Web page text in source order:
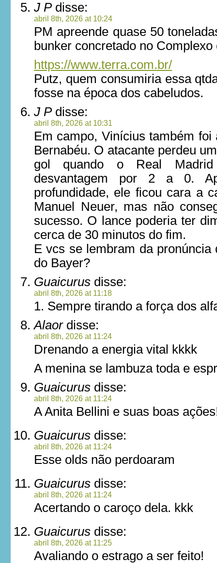
J Pdisse:
abril 8th, 2026 at 10:24
PM apreende quase 50
bunker concretado no Complexo
https://www.terra.com.br/
Putz, quem consumiria essa
fosse na época dos cabeludos.
J Pdisse:
abril 8th, 2026 at 10:31
Em campo, Vinícius também foi
Bernabéu. O atacante perdeu
gol quando o Real
desvantagem por 2 a 0.
profundidade, ele ficou cara a
Manuel Neuer, mas não
sucesso. O lance poderia ter
cerca de 30 minutos do fim.
E vcs se lembram da pronúncia
do Bayer?
Guaicurus disse:
abril 8th, 2026 at 11:18
1. Sempre tirando a força dos
Alaordisse:
abril 8th, 2026 at 11:24
Drenando a energia vital kkkk
A menina se lambuza toda e
Guaicurus disse:
abril 8th, 2026 at 11:24
A Anita Bellini e suas boas
Guaicurus disse:
abril 8th, 2026 at 11:24
Esse olds não perdoaram
Guaicurus disse:
abril 8th, 2026 at 11:24
Acertando o caroço dela. kkk
Guaicurus disse:
abril 8th, 2026 at 11:25
Avaliando o estrago a ser feito!